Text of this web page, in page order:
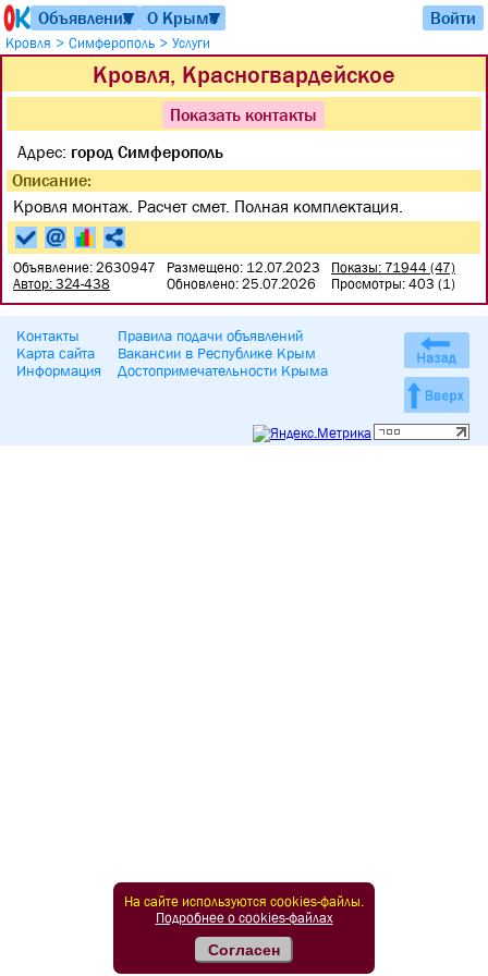
Объявления
▼ О Крыме
▼ Войти
Кровля > Симферополь > Услуги
Кровля, Красногвардейское
Показать контакты
Адрес: город Симферополь
Описание:
Кровля монтаж. Расчет смет. Полная комплектация.
Объявление: 2630947
Автор: 324-438
Размещено: 12.07.2023
Обновлено: 25.07.2026
Показы: 71944 (47)
Просмотры: 403 (1)
Контакты
Карта сайта
Информация
Правила подачи объявлений
Вакансии в Республике Крым
Достопримечательности Крыма
На сайте используются cookies-файлы.
Подробнее о cookies-файлах
Согласен